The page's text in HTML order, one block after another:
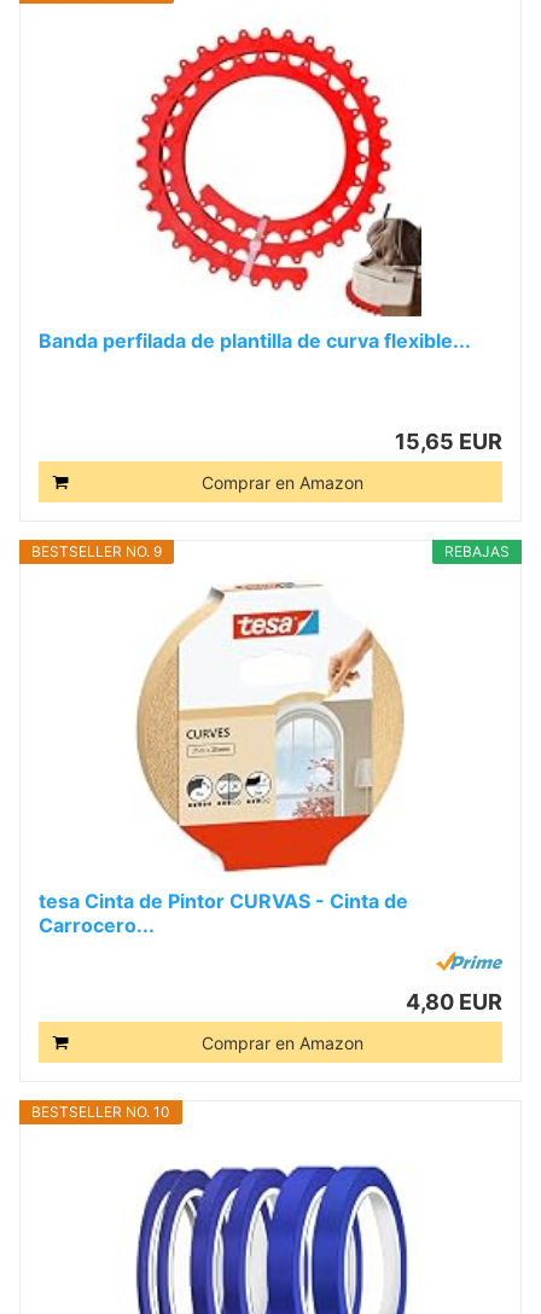
Banda perfilada de plantilla de curva flexible...
15,65 EUR
Comprar en Amazon
REBAJAS
BESTSELLER NO. 9
tesa Cinta de Pintor CURVAS - Cinta de
Carrocero...
4,80 EUR
Comprar en Amazon
BESTSELLER NO. 10